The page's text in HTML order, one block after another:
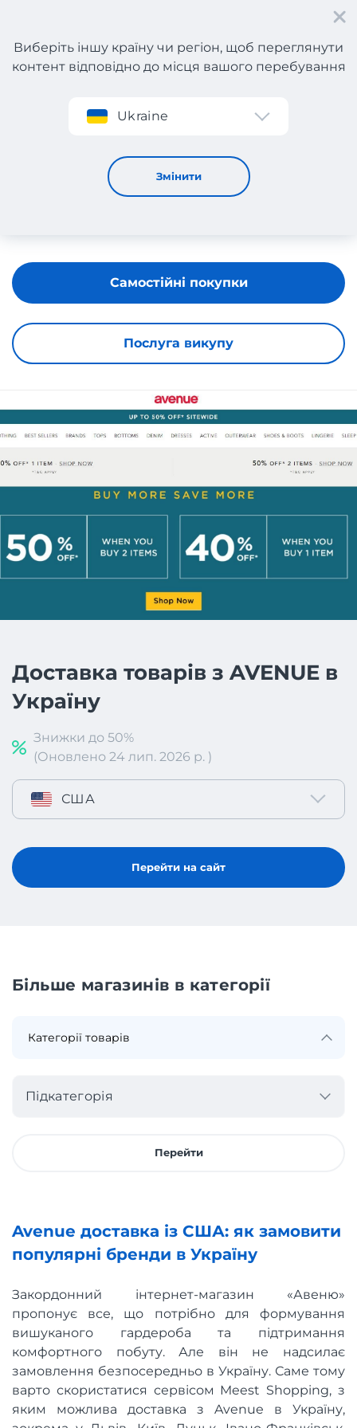
Реєстрація
Виберіть іншу країну чи регіон, щоб переглянути
контент відповідно до місця вашого перебування
Ukraine
Змінити
AVENUE
Послуга викупу
Самостійні покупки
Доставка товарів з AVENUE в
Україну
Знижки до 50%
(Оновлено 24 лип. 2026 р. )
США
Перейти на сайт
Більше магазинів в категорії
Підкатегорія
Перейти
Avenue доставка із США: як замовити
популярні бренди в Україну
Закордонний інтернет-магазин «Авеню»
пропонує все, що потрібно для формування
вишуканого гардероба та підтримання
комфортного побуту. Але він не надсилає
замовлення безпосередньо в Україну. Саме тому
варто скористатися сервісом Meest Shopping, з
яким можлива доставка з Avenue в Україну,